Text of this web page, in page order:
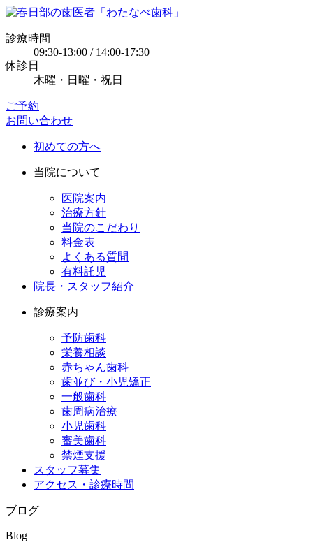
診療時間
09:30-13:00 / 14:00-17:30
休診日
木曜・日曜・祝日
ご予約
お問い合わせ
初めての方へ
当院について
医院案内
治療方針
当院のこだわり
料金表
よくある質問
有料託児
院長・スタッフ紹介
診療案内
予防歯科
栄養相談
赤ちゃん歯科
歯並び・小児矯正
一般歯科
歯周病治療
小児歯科
審美歯科
禁煙支援
スタッフ募集
アクセス・診療時間
ブログ
Blog